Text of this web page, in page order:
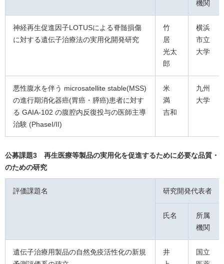
機関
神経再生促進因子LOTUSによる脊髄損傷
に対する遺伝子治療法の実用化開発研究
竹
居
光太
郎
横浜
市立
大学
悪性腹水を伴う microsatellite stable(MSS)
の進行期消化器癌(胃癌・膵癌)患者に対す
る GAIA-102 の腹腔内反復投与の医師主導
治験 (PhaseI/II)
米
満
吉和
九州
大学
公募課題3 再生医療等製品の実用化を促進するために必要な品質・
のための研究
評価課題名 研究開発代表者
氏名
所属
機関
遺伝子治療用製品の自然免疫活性化の新規
井
国立